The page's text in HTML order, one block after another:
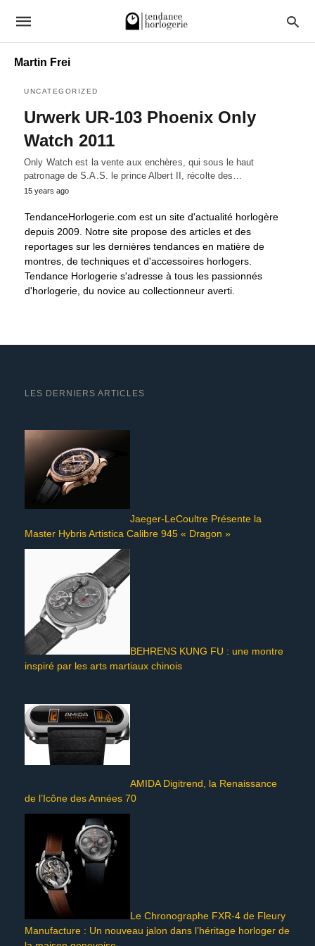
Martin Frei
UNCATEGORIZED
Urwerk UR-103 Phoenix Only
Watch 2011
Only Watch est la vente aux enchères, qui sous le haut
patronage de S.A.S. le prince Albert II, récolte des…
15 years ago
TendanceHorlogerie.com est un site d'actualité horlogère
depuis 2009. Notre site propose des articles et des
reportages sur les dernières tendances en matière de
montres, de techniques et d'accessoires horlogers.
Tendance Horlogerie s'adresse à tous les passionnés
d'horlogerie, du novice au collectionneur averti.
LES DERNIERS ARTICLES
Jaeger-LeCoultre Présente la
Master Hybris Artistica Calibre 945 « Dragon »
BEHRENS KUNG FU : une montre
inspiré par les arts martiaux chinois
AMIDA Digitrend, la Renaissance
de l’Icône des Années 70
Le Chronographe FXR-4 de Fleury
Manufacture : Un nouveau jalon dans l’héritage horloger de